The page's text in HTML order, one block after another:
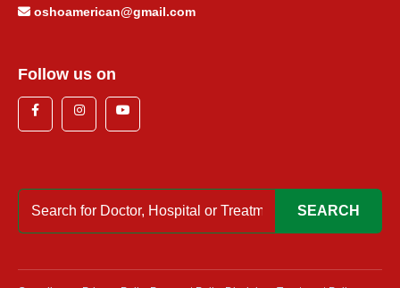
oshoamerican@gmail.com
Follow us on
SEARCH